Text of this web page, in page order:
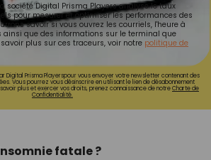
société Digital Prisma Players analyse le taux
pour mesurer et optimiser les performances des
savoir si vous ouvrez les courriels, l'heure à
ainsi que des informations sur le terminal que
plus sur ces traceurs, voir notre politique de
Digital Prisma Playerspour vous envoyer votre newsletter contenant des
Vous pourrez vous désinscrire en utilisant le lien de désabonnement
plus et exercer vos droits, prenez connaissance de notreCharte de
Confidentialité.
fatale ?